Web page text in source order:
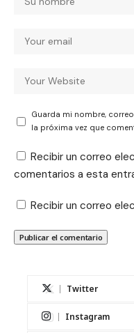
Guarda mi nombre,
la próxima vez que
Recibir un correo
comentarios a esta
Recibir un correo
Twitter
Instagram